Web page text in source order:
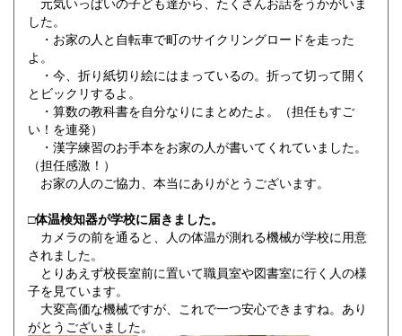
した。
・お家の人と自転車で町のサイクリングロードを走った
よ。
・今、折り紙切り絵にはまっているの。折って切って開く
とビックリするよ。
・算数の教科書を自分なりにまとめたよ。（担任もすご
い！を連発）
・漢字練習のお手本をお家の人が書いてくれていました。
（担任感激！）
お家の人のご協力、本当にありがとうございます。
□体温検知器が学校に届きました。
カメラの前を通ると、人の体温が測れる機械が学校に用意
されました。
とりあえず校長室前に置いて職員室や図書室に行く人の様
子を見ています。
大変高価な機械ですが、これで一つ安心できますね。あり
がとうございました。